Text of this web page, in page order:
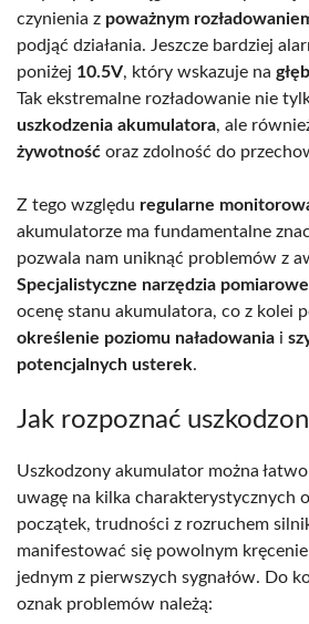
czynienia z poważnym
podjąć działania. Jeszcze bardziej
poniżej 10.5V, który wskazuje na
Tak ekstremalne rozładowanie nie
uszkodzenia akumulatora, ale
żywotność oraz zdolność do
Z tego względu regularne
akumulatorze ma fundamentalne
pozwala nam uniknąć problemów z
Specjalistyczne narzędzia pomiarowe
ocenę stanu akumulatora, co z kolei
określenie poziomu naładowania i
potencjalnych usterek.
Jak rozpoznać
Uszkodzony akumulator można
uwagę na kilka charakterystycznych
początek, trudności z rozruchem
manifestować się powolnym
jednym z pierwszych sygnałów. Do
oznak problemów należą: